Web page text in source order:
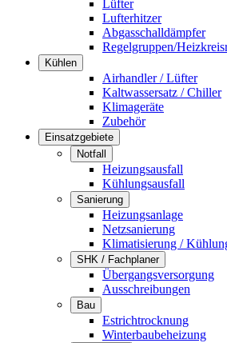
Lüfter
Lufterhitzer
Abgasschalldämpfer
Regelgruppen/
Kühlen
Airhandler / Lüfter
Kaltwassersatz / Chiller
Klimageräte
Zubehör
Einsatzgebiete
Notfall
Heizungsausfall
Kühlungsausfall
Sanierung
Heizungsanlage
Netzsanierung
Klimatisierung /
SHK / Fachplaner
Übergangsversorgung
Ausschreibungen
Bau
Estrichtrocknung
Winterbaubeheizung